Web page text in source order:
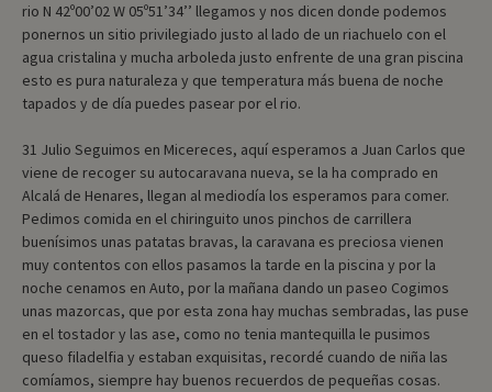
rio N 42º00’02 W 05º51’34’’ llegamos y nos dicen donde podemos
ponernos un sitio privilegiado justo al lado de un riachuelo con el
agua cristalina y mucha arboleda justo enfrente de una gran piscina
esto es pura naturaleza y que temperatura más buena de noche
tapados y de día puedes pasear por el rio.
31 Julio Seguimos en Micereces, aquí esperamos a Juan Carlos que
viene de recoger su autocaravana nueva, se la ha comprado en
Alcalá de Henares, llegan al mediodía los esperamos para comer.
Pedimos comida en el chiringuito unos pinchos de carrillera
buenísimos unas patatas bravas, la caravana es preciosa vienen
muy contentos con ellos pasamos la tarde en la piscina y por la
noche cenamos en Auto, por la mañana dando un paseo Cogimos
unas mazorcas, que por esta zona hay muchas sembradas, las puse
en el tostador y las ase, como no tenia mantequilla le pusimos
queso filadelfia y estaban exquisitas, recordé cuando de niña las
comíamos, siempre hay buenos recuerdos de pequeñas cosas.